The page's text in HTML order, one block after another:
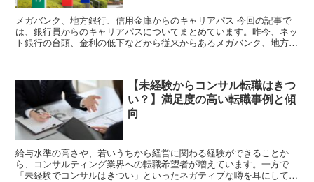
メガバンク、地方銀行、信用金庫からのキャリアパス 今回の記事で
は、銀行員からのキャリアパスについてまとめています。昨今、ネッ
ト銀行の台頭、金利の低下などから従来からあるメガバンク、地方銀
【未経験からコンサル転職はきつ
い？】満足度の高い転職事例と傾
向
給与水準の高さや、若いうちから経営に関わる経験ができることか
ら、コンサルティング業界への転職希望者が増えています。一方で
「未経験でコンサルはきつい」といったネガティブな噂を耳にして不